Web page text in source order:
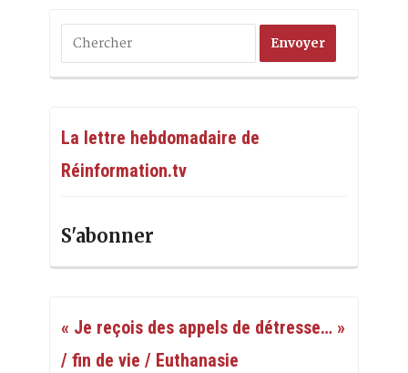
La lettre hebdomadaire de
Réinformation.tv
S'abonner
« Je reçois des appels de détresse… »
/ fin de vie / Euthanasie